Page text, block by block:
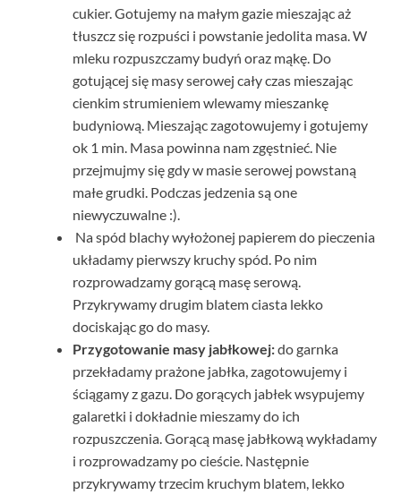
cukier. Gotujemy na małym gazie mieszając aż
tłuszcz się rozpuści i powstanie jedolita masa. W
mleku rozpuszczamy budyń oraz mąkę. Do
gotującej się masy serowej cały czas mieszając
cienkim strumieniem wlewamy mieszankę
budyniową. Mieszając zagotowujemy i gotujemy
ok 1 min. Masa powinna nam zgęstnieć. Nie
przejmujmy się gdy w masie serowej powstaną
małe grudki. Podczas jedzenia są one
niewyczuwalne :).
Na spód blachy wyłożonej papierem do pieczenia
układamy pierwszy kruchy spód. Po nim
rozprowadzamy gorącą masę serową.
Przykrywamy drugim blatem ciasta lekko
dociskając go do masy.
Przygotowanie masy jabłkowej:do garnka
przekładamy prażone jabłka, zagotowujemy i
ściągamy z gazu. Do gorących jabłek wsypujemy
galaretki i dokładnie mieszamy do ich
rozpuszczenia. Gorącą masę jabłkową wykładamy
i rozprowadzamy po cieście. Następnie
przykrywamy trzecim kruchym blatem, lekko